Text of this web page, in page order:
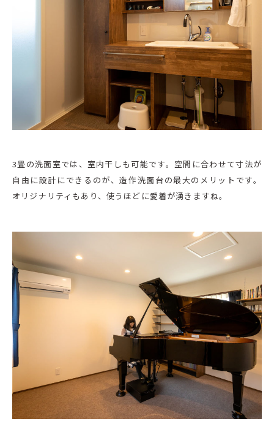
3畳の洗面室では、室内干しも可能です。空間に合わせて寸法が
自由に設計にできるのが、造作洗面台の最大のメリットです。
オリジナリティもあり、使うほどに愛着が湧きますね。